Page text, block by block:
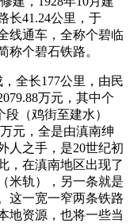
长41.24公里，于
线通车，全称个碧临
称个碧石铁路。
全长177公里，由民
万元，其中个
（鸡街至建水）
元，全是由滇南绅
人之手，是20世纪初
，在滇南地区出现了
米轨），另一条就是
这一宽一窄两条铁路
地资源，也将一些当